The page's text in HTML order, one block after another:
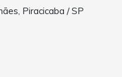
Piracicaba / SP